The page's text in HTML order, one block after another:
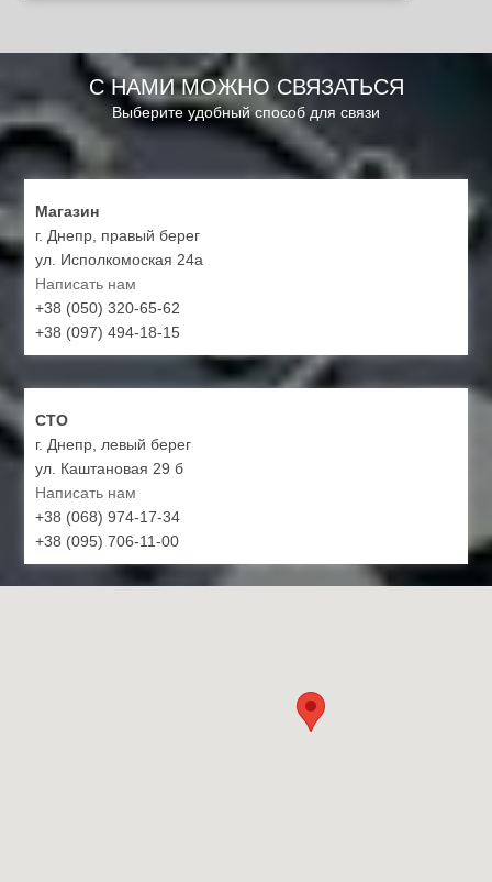
С НАМИ МОЖНО СВЯЗАТЬСЯ
Выберите удобный способ для связи
Магазин
г. Днепр, правый берег
ул. Исполкомоская 24а
Написать нам
+38 (050) 320-65-62
+38 (097) 494-18-15
СТО
г. Днепр, левый берег
ул. Каштановая 29 б
Написать нам
+38 (068) 974-17-34
+38 (095) 706-11-00